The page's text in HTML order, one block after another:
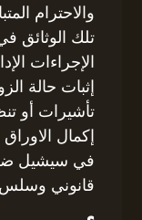
والاحترام
تلك الوثائق
الإجراءات
إثبات حالة
تأشيرات أو
إكمال
في سيشيل
قانوني